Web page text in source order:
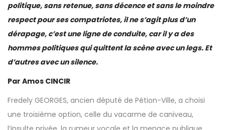
politique, sans retenue, sans décence et sans le moindre
respect pour ses compatriotes, il ne s’agit plus d’un
dérapage, c’est une ligne de conduite, car il y a des
hommes politiques qui quittent la scène avec un legs. Et
d’autres avec un silence.
Par Amos CINCIR
Fredely GEORGES, ancien député de Pétion-Ville, a choisi
une troisième option, celle du vacarme de caniveau,